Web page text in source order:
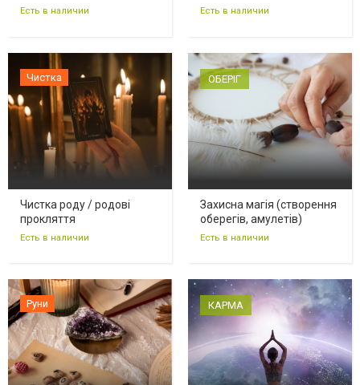
Есть в наличии Есть в наличии
Чистка
Чистка роду / родові
прокляття
Есть в наличии
ОБЕРІГ
Захисна магія (створення
оберегів, амулетів)
Есть в наличии
Руни КАРМА